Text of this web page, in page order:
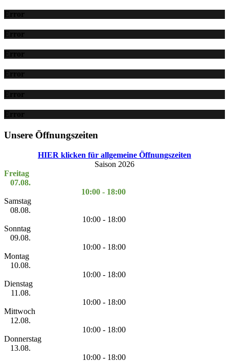
Error
Error
Error
Error
Error
Error
Unsere Öffnungszeiten
HIER klicken für allgemeine Öffnungszeiten
Saison 2026
Freitag
07.08.
10:00 - 18:00
Samstag
08.08.
10:00 - 18:00
Sonntag
09.08.
10:00 - 18:00
Montag
10.08.
10:00 - 18:00
Dienstag
11.08.
10:00 - 18:00
Mittwoch
12.08.
10:00 - 18:00
Donnerstag
13.08.
10:00 - 18:00